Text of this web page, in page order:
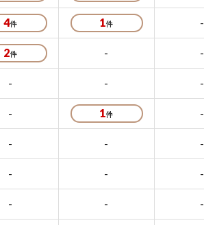
4 1 -
2 - -
- - -
- 1 -
- - -
- - -
- - -